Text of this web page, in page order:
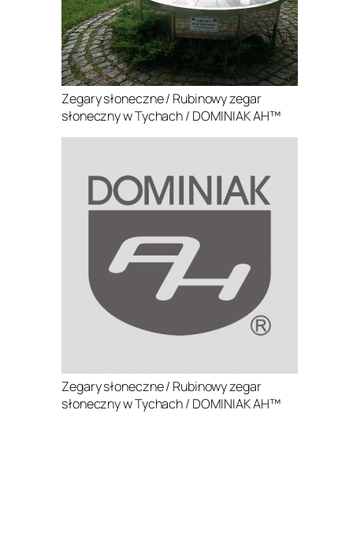
Zegary słoneczne / Rubinowy zegar
słoneczny w Tychach / DOMINIAK AH™
Zegary słoneczne / Rubinowy zegar
słoneczny w Tychach / DOMINIAK AH™